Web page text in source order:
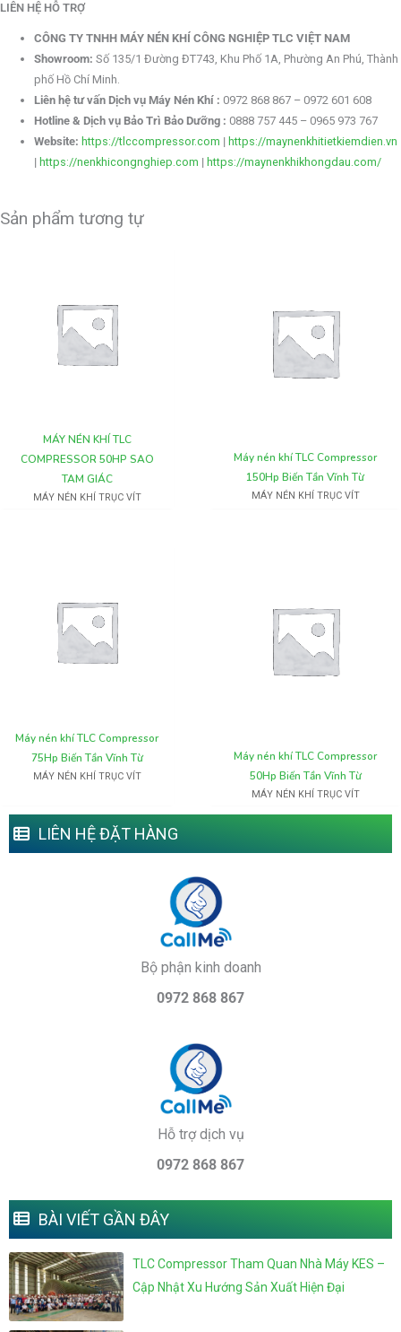
LIÊN HỆ HỖ TRỢ
CÔNG TY TNHH MÁY NÉN KHÍ CÔNG NGHIỆP TLC VIỆT NAM
Showroom: Số 135/1 Đường ĐT743, Khu Phố 1A, Phường An Phú, Thành
phố Hồ Chí Minh.
Liên hệ tư vấn Dịch vụ Máy Nén Khí : 0972 868 867 – 0972 601 608
Hotline & Dịch vụ Bảo Trì Bảo Dưỡng : 0888 757 445 – 0965 973 767
Website: https://tlccompressor.com | https://maynenkhitietkiemdien.vn
| https://nenkhicongnghiep.com | https://maynenkhikhongdau.com/
Sản phẩm tương tự
MÁY NÉN KHÍ TLC
COMPRESSOR 50HP SAO
TAM GIÁC
MÁY NÉN KHÍ TRỤC VÍT
Máy nén khí TLC Compressor
150Hp Biến Tần Vĩnh Từ
MÁY NÉN KHÍ TRỤC VÍT
Máy nén khí TLC Compressor
75Hp Biến Tần Vĩnh Từ
MÁY NÉN KHÍ TRỤC VÍT
Máy nén khí TLC Compressor
50Hp Biến Tần Vĩnh Từ
MÁY NÉN KHÍ TRỤC VÍT
LIÊN HỆ ĐẶT HÀNG
Bộ phận kinh doanh
0972 868 867
Hỗ trợ dịch vụ
0972 868 867
BÀI VIẾT GẦN ĐÂY
TLC Compressor Tham Quan Nhà Máy KES –
Cập Nhật Xu Hướng Sản Xuất Hiện Đại